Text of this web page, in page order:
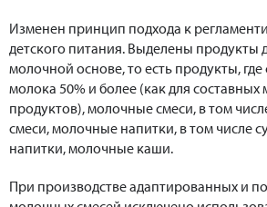
Изменен принцип подхода к
детского питания. Выделены продукты
молочной основе, то есть продукты, где
молока 50% и более (как для
продуктов), молочные смеси, в том
смеси, молочные напитки, в том числе
напитки, молочные каши.
При производстве адаптированных и